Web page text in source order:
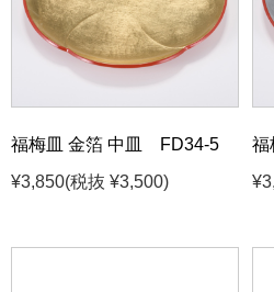
福梅皿 金箔 中皿 FD34-5
¥3,850(税抜 ¥3,500)